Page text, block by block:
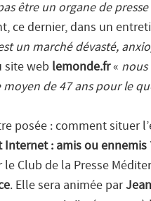
être un organe de
ce dernier, dans un
un marché dévasté,
site web lemonde.fr« nous
de 47 ans pour le
posée : comment situer
Internet : amis ou ennemis
Club de la Presse
. Elle sera animée par